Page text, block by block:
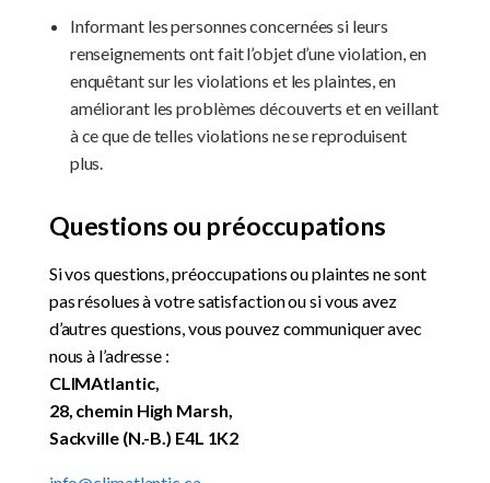
Informant les personnes concernées si leurs
renseignements ont fait l’objet d’une violation, en
enquêtant sur les violations et les plaintes, en
améliorant les problèmes découverts et en veillant
à ce que de telles violations ne se reproduisent
plus.
Questions ou préoccupations
Si vos questions, préoccupations ou plaintes ne sont
pas résolues à votre satisfaction ou si vous avez
d’autres questions, vous pouvez communiquer avec
nous à l’adresse :
CLIMAtlantic,
28, chemin High Marsh,
Sackville (N.-B.) E4L 1K2